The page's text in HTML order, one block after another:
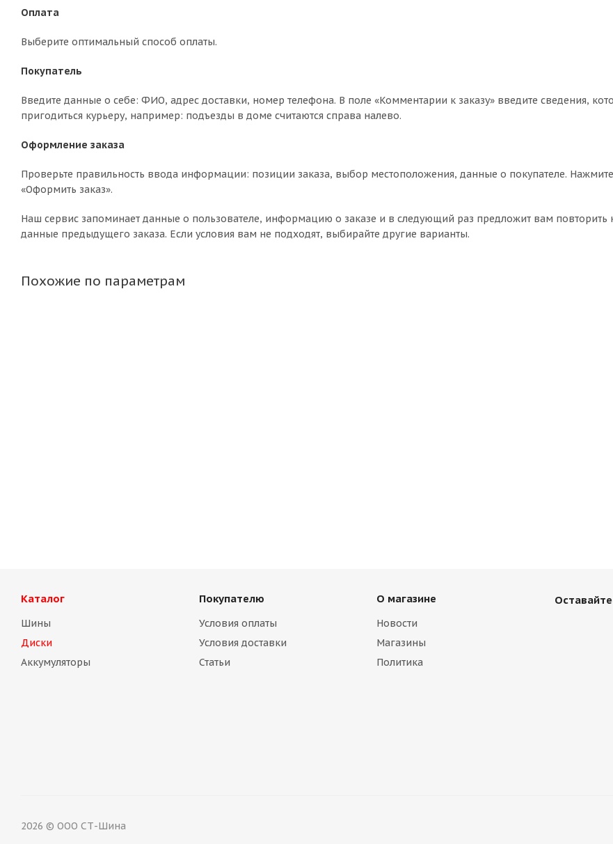
Оплата
Выберите оптимальный способ оплаты.
Покупатель
Введите данные о себе: ФИО, адрес доставки, номер телефона. В поле «Комментарии к заказу» введите сведения,
пригодиться курьеру, например: подъезды в доме считаются справа налево.
Оформление заказа
Проверьте правильность ввода информации: позиции заказа, выбор местоположения, данные о покупателе.
«Оформить заказ».
Наш сервис запоминает данные о пользователе, информацию о заказе и в следующий раз предложит вам повторить
данные предыдущего заказа. Если условия вам не подходят, выбирайте другие варианты.
Похожие по параметрам
Каталог
Шины
Диски
Аккумуляторы
Покупателю
Условия оплаты
Условия доставки
Статьи
О магазине
Новости
Магазины
Политика
2026 © ООО СТ-Шина